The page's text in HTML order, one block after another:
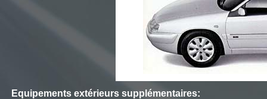
Equipements extérieurs supplémentaires: